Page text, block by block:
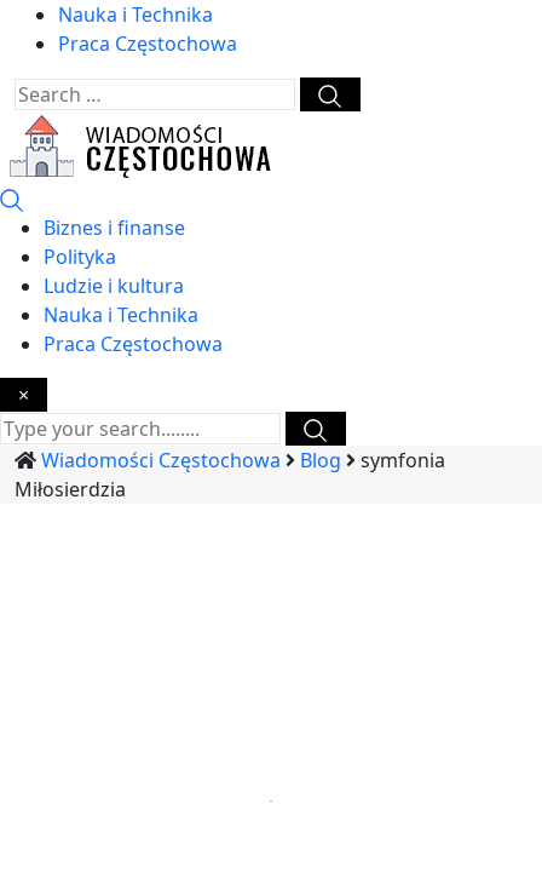
Nauka i Technika
Praca Częstochowa
Biznes i finanse
Polityka
Ludzie i kultura
Nauka i Technika
Praca Częstochowa
×
Wiadomości Częstochowa Blog
symfonia
Miłosierdzia